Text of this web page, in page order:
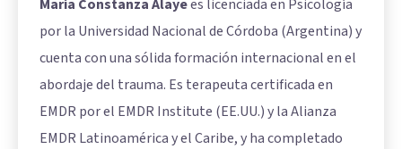
María Constanza Alayees licenciada en Psicología
por la Universidad Nacional de Córdoba (Argentina) y
cuenta con una sólida formación internacional en el
abordaje del trauma. Es terapeuta certificada en
EMDR por el EMDR Institute (EE.UU.) y la Alianza
EMDR Latinoamérica y el Caribe, y ha completado